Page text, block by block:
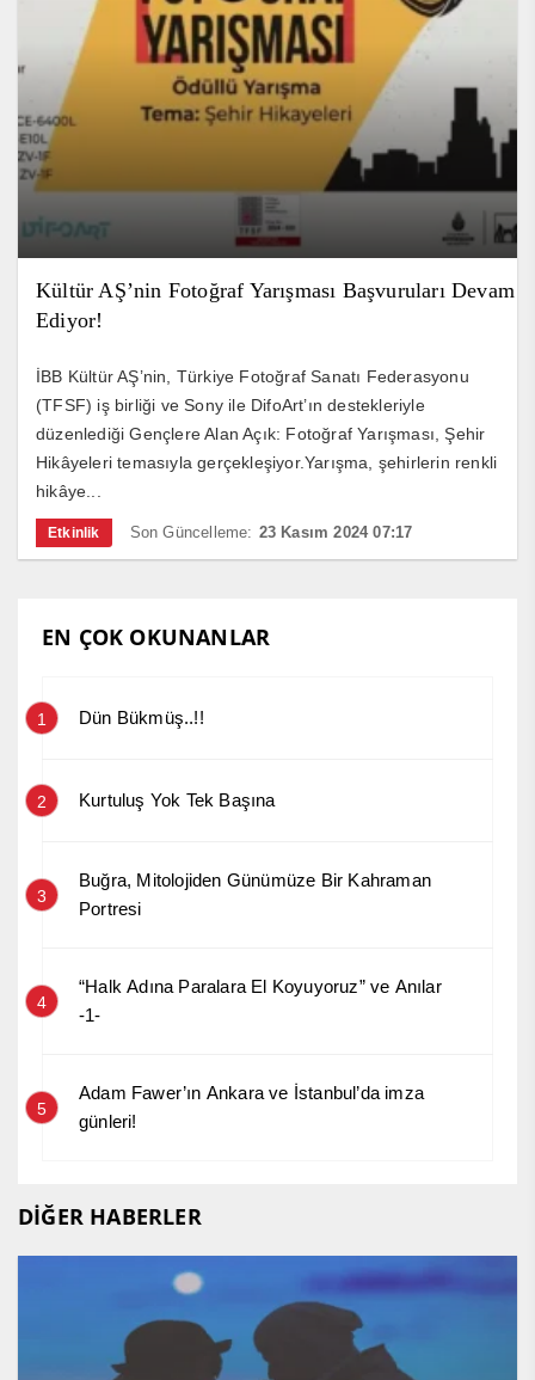
Kültür AŞ’nin Fotoğraf Yarışması Başvuruları Devam
Ediyor!
İBB Kültür AŞ’nin, Türkiye Fotoğraf Sanatı Federasyonu
(TFSF) iş birliği ve Sony ile DifoArt’ın destekleriyle
düzenlediği Gençlere Alan Açık: Fotoğraf Yarışması, Şehir
Hikâyeleri temasıyla gerçekleşiyor.Yarışma, şehirlerin renkli
hikâye...
Etkinlik Son Güncelleme: 23 Kasım 2024 07:17
EN ÇOK OKUNANLAR
1 Dün Bükmüş..!!
2 Kurtuluş Yok Tek Başına
3
Buğra, Mitolojiden Günümüze Bir Kahraman
Portresi
4
“Halk Adına Paralara El Koyuyoruz” ve Anılar
-1-
5
Adam Fawer’ın Ankara ve İstanbul’da imza
günleri!
DİĞER HABERLER